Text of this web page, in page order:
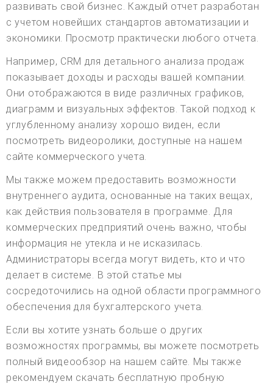
развивать свой бизнес. Каждый отчет разработан
с учетом новейших стандартов автоматизации и
экономики. Просмотр практически любого отчета.
Например, CRM для детального анализа продаж
показывает доходы и расходы вашей компании.
Они отображаются в виде различных графиков,
диаграмм и визуальных эффектов. Такой подход к
углубленному анализу хорошо виден, если
посмотреть видеоролики, доступные на нашем
сайте коммерческого учета.
Мы также можем предоставить возможности
внутреннего аудита, основанные на таких вещах,
как действия пользователя в программе. Для
коммерческих предприятий очень важно, чтобы
информация не утекла и не исказилась.
Администраторы всегда могут видеть, кто и что
делает в системе. В этой статье мы
сосредоточились на одной области программного
обеспечения для бухгалтерского учета.
Если вы хотите узнать больше о других
возможностях программы, вы можете посмотреть
полный видеообзор на нашем сайте. Мы также
рекомендуем скачать бесплатную пробную